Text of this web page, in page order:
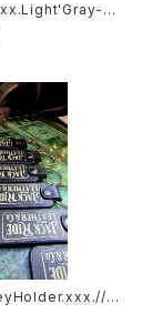
W
JACK.RIDE.S
J